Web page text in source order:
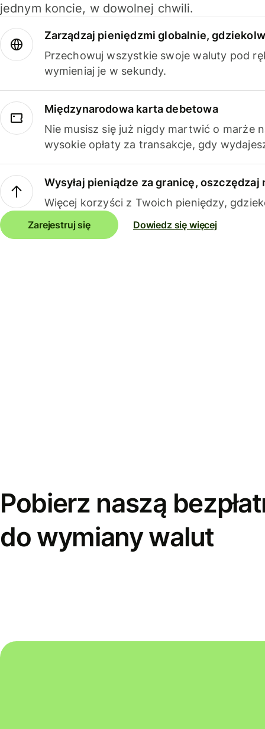
jednym koncie, w dowolnej chwili.
Zarządzaj pieniędzmi globalnie,
Przechowuj wszystkie swoje waluty pod
wymieniaj je w sekundy.
Międzynarodowa karta debetowa
Nie musisz się już nigdy martwić o marże
wysokie opłaty za transakcje, gdy
Wysyłaj pieniądze za granicę, oszczędzaj
Więcej korzyści z Twoich pieniędzy,
Zarejestruj się Dowiedz się więcej
Pobierz naszą
do wymiany walut